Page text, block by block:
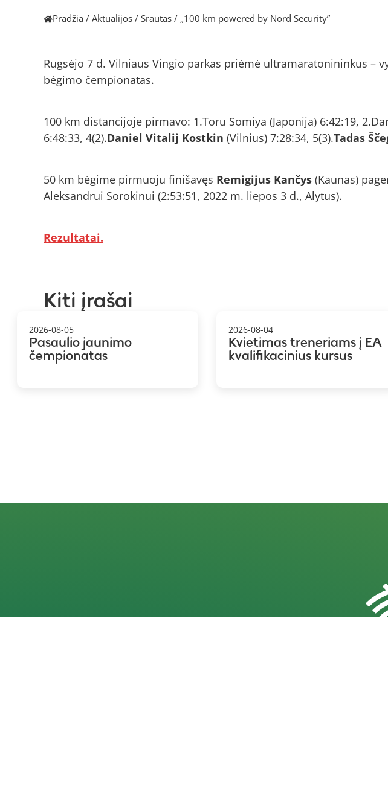
Pradžia / Aktualijos / Srautas / „100 km powered by Nord Security”
Rugsėjo 7 d. Vilniaus Vingio parkas priėmė ultramaratonininkus –
bėgimo čempionatas.
100 km distancijoje pirmavo: 1.Toru Somiya (Japonija) 6:42:19,
6:48:33, 4(2).Daniel Vitalij Kostkin (Vilnius) 7:28:34, 5(3).Tadas
50 km bėgime pirmuoju finišavęs Remigijus Kančys (Kaunas)
Aleksandrui Sorokinui (2:53:51, 2022 m. liepos 3 d., Alytus).
Rezultatai.
Kiti įrašai
2026-08-05
Pasaulio jaunimo
čempionatas
2026-08-04
Kvietimas treneriams į EA
kvalifikacinius kursus